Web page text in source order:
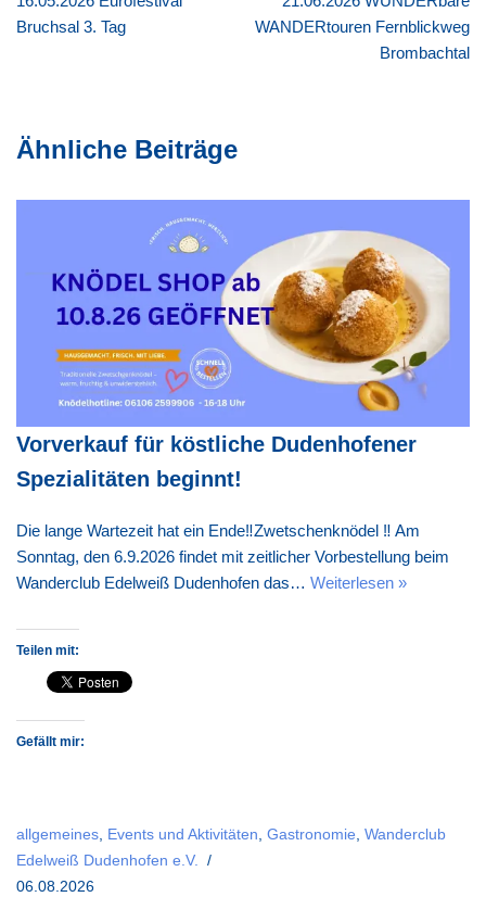
b
Bruchsal 3. Tag
WANDERtouren Fernblickweg
Brombachtal
Ähnliche Beiträge
Vorverkauf für köstliche Dudenhofener
Spezialitäten beginnt!
Die lange Wartezeit hat ein Ende‼️Zwetschenknödel ‼️ Am
Sonntag, den 6.9.2026 findet mit zeitlicher Vorbestellung beim
Wanderclub Edelweiß Dudenhofen das… Weiterlesen »
Teilen mit:
Gefällt mir:
allgemeines, Events und Aktivitäten, Gastronomie, Wanderclub
Edelweiß Dudenhofen e.V.
06.08.2026